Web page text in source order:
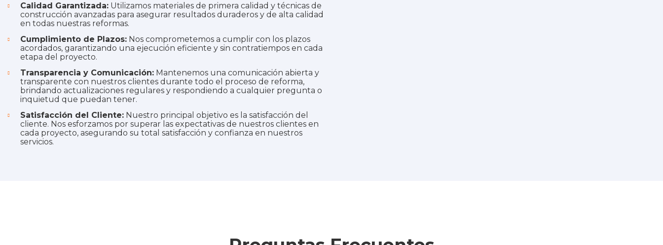
Calidad Garantizada: Utilizamos materiales de primera calidad y técnicas de
construcción avanzadas para asegurar resultados duraderos y de alta calidad
en todas nuestras reformas.
Cumplimiento de Plazos: Nos comprometemos a cumplir con los plazos
acordados, garantizando una ejecución eficiente y sin contratiempos en cada
etapa del proyecto.
Transparencia y Comunicación: Mantenemos una comunicación abierta y
transparente con nuestros clientes durante todo el proceso de reforma,
brindando actualizaciones regulares y respondiendo a cualquier pregunta o
inquietud que puedan tener.
Satisfacción del Cliente: Nuestro principal objetivo es la satisfacción del
cliente. Nos esforzamos por superar las expectativas de nuestros clientes en
cada proyecto, asegurando su total satisfacción y confianza en nuestros
servicios.